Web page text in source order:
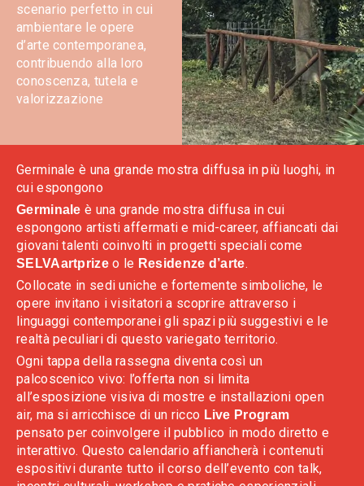
scenario perfetto in cui
ambientare le opere
d’arte contemporanea,
contribuendo alla loro
conoscenza, tutela e
valorizzazione
Germinale è una grande mostra diffusa in più luoghi, in
cui espongono
Germinale è una grande mostra diffusa in cui
espongono artisti affermati e mid-career, affiancati dai
giovani talenti coinvolti in progetti speciali come
SELVAartprizeo le Residenze d’arte.
Collocate in sedi uniche e fortemente simboliche, le
opere invitano i visitatori a scoprire attraverso i
linguaggi contemporanei gli spazi più suggestivi e le
realtà peculiari di questo variegato territorio.
Ogni tappa della rassegna diventa così un
palcoscenico vivo: l’offerta non si limita
all’esposizione visiva di mostre e installazioni open
air, ma si arricchisce di un ricco Live Program
pensato per coinvolgere il pubblico in modo diretto e
interattivo. Questo calendario affiancherà i contenuti
espositivi durante tutto il corso dell’evento con talk,